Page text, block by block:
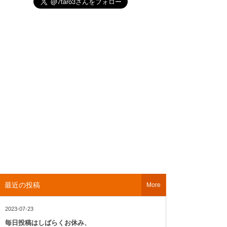
最近の投稿
2023-07-23
毎日投稿はしばらくお休み、
More